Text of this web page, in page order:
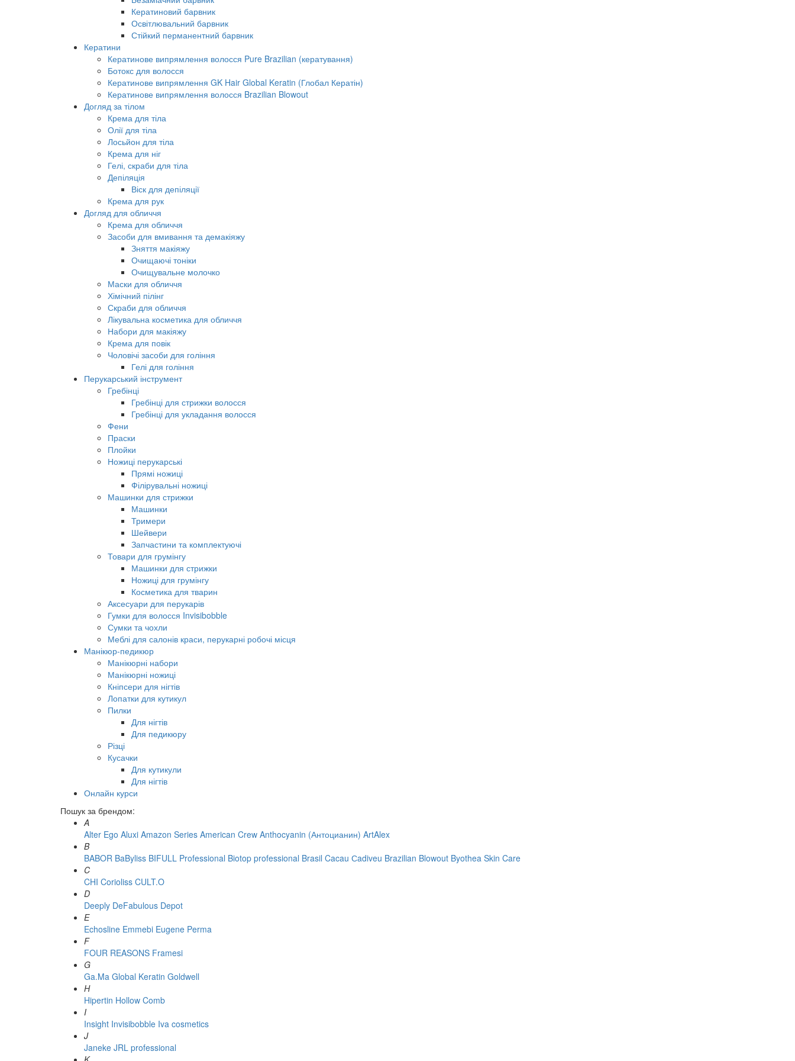
Кератиновий барвник
Освітлювальний барвник
Стійкий перманентний барвник
Кератини
Кератинове випрямлення волосся Pure Brazilian (кератування)
Ботокс для волосся
Кератинове випрямлення GK Hair Global Keratin (Глобал Кератін)
Кератинове випрямлення волосся Brazilian Blowout
Догляд за тілом
Крема для тіла
Олії для тіла
Лосьйон для тіла
Крема для ніг
Гелі, скраби для тіла
Депіляція
Віск для депіляції
Крема для рук
Догляд для обличчя
Крема для обличчя
Засоби для вмивання та демакіяжу
Зняття макіяжу
Очищаючі тоніки
Очищувальне молочко
Маски для обличчя
Хімічний пілінг
Скраби для обличчя
Лікувальна косметика для обличчя
Набори для макіяжу
Крема для повік
Чоловічі засоби для гоління
Гелі для гоління
Перукарський інструмент
Гребінці
Гребінці для стрижки волосся
Гребінці для укладання волосся
Фени
Праски
Плойки
Ножиці перукарські
Прямі ножиці
Філірувальні ножиці
Машинки для стрижки
Машинки
Тримери
Шейвери
Запчастини та комплектуючі
Товари для грумінгу
Машинки для стрижки
Ножиці для грумінгу
Косметика для тварин
Аксесуари для перукарів
Гумки для волосся Invisibobble
Сумки та чохли
Меблі для салонів краси, перукарні робочі місця
Манікюр-педикюр
Манікюрні набори
Манікюрні ножиці
Кніпсери для нігтів
Лопатки для кутикул
Пилки
Для нігтів
Для педикюру
Різці
Кусачки
Для кутикули
Для нігтів
Онлайн курси
Пошук за брендом:
A
Alter Ego Aluxi Amazon Series American Crew Anthocyanin (Антоцианин) ArtAlex
B
BABOR BaByliss BIFULL Professional Biotop professional Brasil Cacau Сadiveu Brazilian Blowout Byothea Skin Care
C
CHI Corioliss CULT.O
D
Deeply DeFabulous Depot
E
Echosline Emmebi Eugene Perma
F
FOUR REASONS Framesi
G
Ga.Ma Global Keratin Goldwell
H
Hipertin Hollow Comb
I
Insight Invisibobble Iva cosmetics
J
Janeke JRL professional